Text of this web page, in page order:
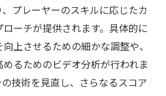
プレーヤーのスキルに応じたカ
ーチが提供されます。具体的に
上させるための細かな調整や、
るためのビデオ分析が行われま
技術を見直し、さらなるスコア